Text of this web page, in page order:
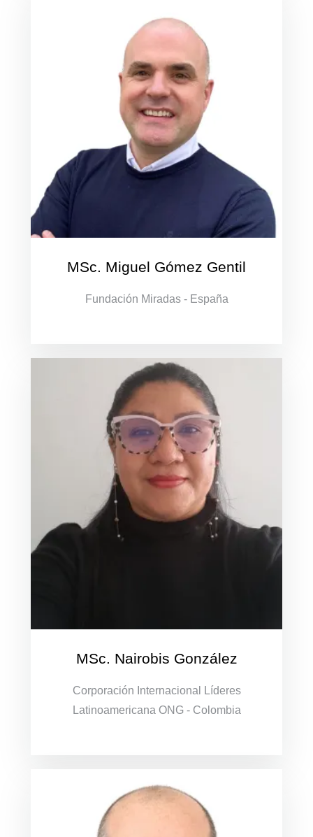
MSc. Miguel Gómez Gentil
Fundación Miradas - España
MSc. Nairobis González
Corporación Internacional Líderes
Latinoamericana ONG - Colombia